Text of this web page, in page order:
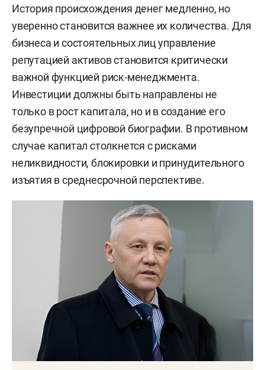
История происхождения денег медленно, но
уверенно становится важнее их количества. Для
бизнеса и состоятельных лиц управление
репутацией активов становится критически
важной функцией риск-менеджмента.
Инвестиции должны быть направлены не
только в рост капитала, но и в создание его
безупречной цифровой биографии. В противном
случае капитал столкнется с рисками
неликвидности, блокировки и принудительного
изъятия в среднесрочной перспективе.